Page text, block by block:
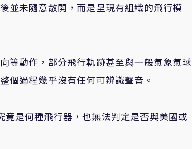
並未隨意散開，而是呈現有組織的飛行模
等動作，部分飛行軌跡甚至與一般氣象氣球
個過程幾乎沒有任何可辨識聲音。
是何種飛行器，也無法判定是否與美國或